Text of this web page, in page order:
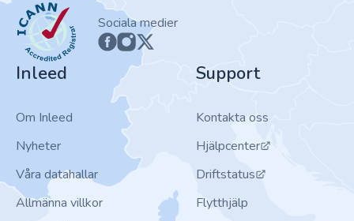
ICANN
Sociala medier
Inleed
Om Inleed
Nyheter
Våra datahallar
Allmänna villkor
Support
Kontakta oss
Hjälpcenter
Driftstatus
Flytthjälp